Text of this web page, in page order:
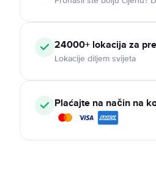
24000+ lokacija za
Lokacije diljem svijeta
Plaćajte na način na